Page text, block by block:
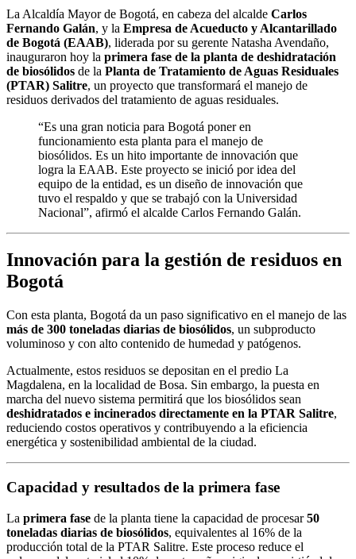
La Alcaldía Mayor de Bogotá, en cabeza del alcalde Carlos
Fernando Galán, y la Empresa de Acueducto y Alcantarillado
de Bogotá (EAAB), liderada por su gerente Natasha Avendaño,
inauguraron hoy la primera fase de la planta de deshidratación
de biosólidos de la Planta de Tratamiento de Aguas Residuales
(PTAR) Salitre, un proyecto que transformará el manejo de
residuos derivados del tratamiento de aguas residuales.
“Es una gran noticia para Bogotá poner en
funcionamiento esta planta para el manejo de
biosólidos. Es un hito importante de innovación que
logra la EAAB. Este proyecto se inició por idea del
equipo de la entidad, es un diseño de innovación que
tuvo el respaldo y que se trabajó con la Universidad
Nacional”, afirmó el alcalde Carlos Fernando Galán.
Innovación para la gestión de residuos en
Bogotá
Con esta planta, Bogotá da un paso significativo en el manejo de las
más de 300 toneladas diarias de biosólidos, un subproducto
voluminoso y con alto contenido de humedad y patógenos.
Actualmente, estos residuos se depositan en el predio La
Magdalena, en la localidad de Bosa. Sin embargo, la puesta en
marcha del nuevo sistema permitirá que los biosólidos sean
deshidratados e incinerados directamente en la PTAR Salitre,
reduciendo costos operativos y contribuyendo a la eficiencia
energética y sostenibilidad ambiental de la ciudad.
Capacidad y resultados de la primera fase
La primera fase de la planta tiene la capacidad de procesar50
toneladas diarias de biosólidos, equivalentes al 16% de la
producción total de la PTAR Salitre. Este proceso reduce el